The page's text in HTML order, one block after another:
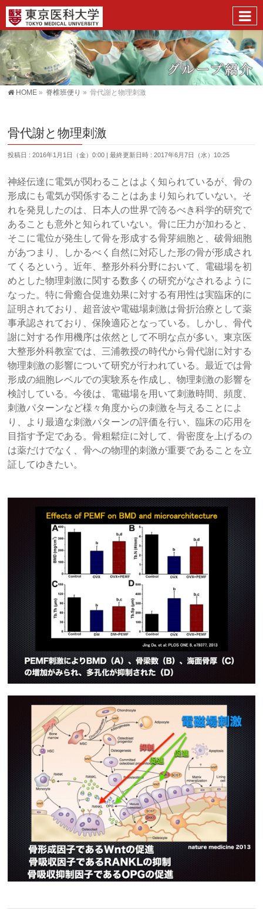
HOME » 脊椎班便り » 骨代謝と物理刺激
骨代謝と物理刺激
投稿日 : 2016年1月1日（金）0:00 最終更新日時 : 2017年6月7日（水）10:25
神経伝達に電気が関わることはよく知られているが、骨の
形成にも電気が関係することはあまり知られていない。そ
れを発見したのは、日本人の世界で誇るべき科学的研究で
あることも意外と知られていない。骨に圧力が加わると、
そこに電位が発生して骨を形成する骨芽細胞と、破骨細胞
があつまり、しかるべく自然に対応した形の骨が形成され
てくるという。近年、整形外科分野において、電磁場を初
めとした物理刺激に関する数多くの研究がなされるように
なった。特に骨癒合促進効果に対する有用性は実臨床的に
証明されており、超音波や電磁場刺激は骨折治療として薬
事承認されており、保険適応となっている。しかし、骨代
謝に対する作用機序は依然として不明な点が多い。東京医
大整形外科教室では、三浦教授の時代から骨代謝に対する
物理刺激の影響について研究が行われている。最近では骨
形成の細胞レベルでの実験系を作成し、物理刺激の影響を
検討している。今後は、電磁場を用いて刺激時間、頻度、
刺激パターンなど様々角度からの刺激を与えることによ
り、より最適な刺激パターンの評価を行い、臨床の応用を
目指す予定である。骨粗鬆症に対して、骨密度を上げるの
は薬だけでなく、骨への物理的刺激が重要であることを立
証してゆきたい。